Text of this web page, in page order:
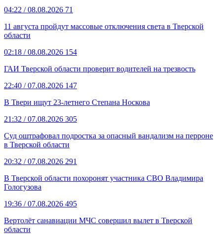
04:22 / 08.08.2026 71
11 августа пройдут массовые отключения света в Тверской
области
02:18 / 08.08.2026 154
ГАИ Тверской области проверит водителей на трезвость
22:40 / 07.08.2026 147
В Твери ищут 23-летнего Степана Носкова
21:32 / 07.08.2026 305
Суд оштрафовал подростка за опасный вандализм на перроне
в Тверской области
20:32 / 07.08.2026 291
В Тверской области похоронят участника СВО Владимира
Гологузова
19:36 / 07.08.2026 495
Вертолёт санавиации МЧС совершил вылет в Тверской
области